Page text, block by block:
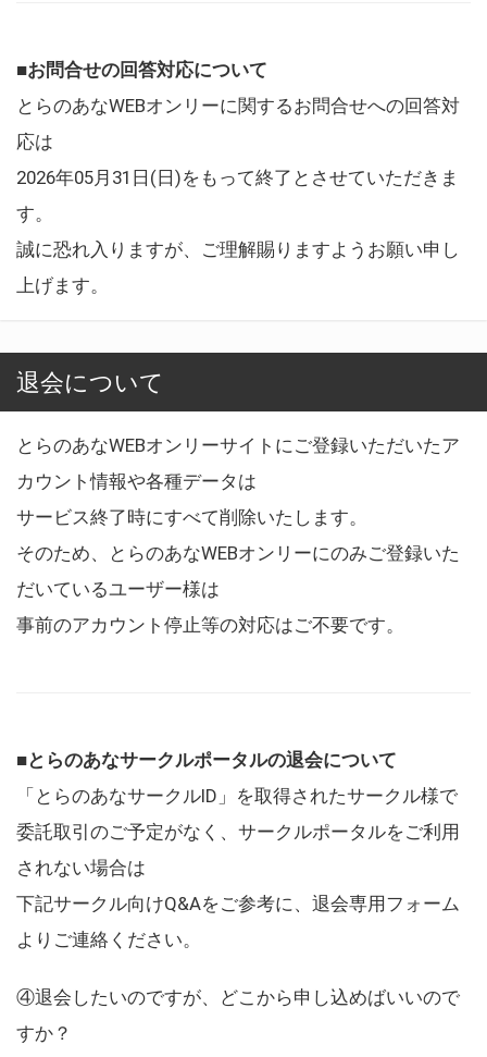
■お問合せの回答対応について
とらのあなWEBオンリーに関するお問合せへの回答対
応は
2026年05月31日(日)をもって終了とさせていただきま
す。
誠に恐れ入りますが、ご理解賜りますようお願い申し
上げます。
退会について
とらのあなWEBオンリーサイトにご登録いただいたア
カウント情報や各種データは
サービス終了時にすべて削除いたします。
そのため、とらのあなWEBオンリーにのみご登録いた
だいているユーザー様は
事前のアカウント停止等の対応はご不要です。
■とらのあなサークルポータルの退会について
「とらのあなサークルID」を取得されたサークル様で
委託取引のご予定がなく、サークルポータルをご利用
されない場合は
下記サークル向けQ&Aをご参考に、退会専用フォーム
よりご連絡ください。
④退会したいのですが、どこから申し込めばいいので
すか？